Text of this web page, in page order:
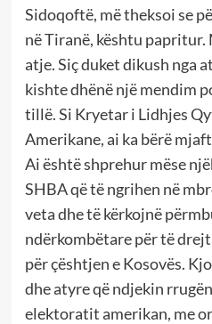
Sidoqoftë, më theksoi se
në Tiranë, kështu
atje. Siç duket dikush nga
kishte dhënë një mendim
tillë. Si Kryetar i Lidhjes
Amerikane, ai ka bërë
Ai është shprehur mëse
SHBA që të ngrihen në
veta dhe të kërkojnë
ndërkombëtare për të
për çështjen e Kosovës.
dhe atyre që ndjekin
elektoratit amerikan, me